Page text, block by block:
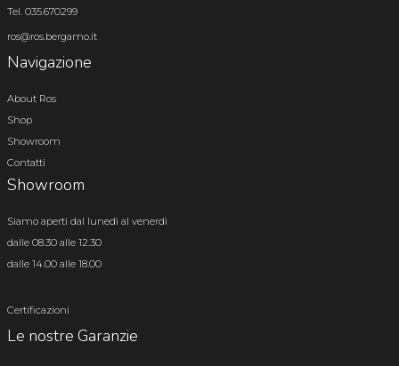
Tel. 035.670299
ros@ros.bergamo.it
Navigazione
About Ros
Shop
Showroom
Contatti
Showroom
Siamo aperti dal lunedì al venerdì
dalle 08.30 alle 12.30
dalle 14.00 alle 18.00
Certificazioni
Le nostre Garanzie